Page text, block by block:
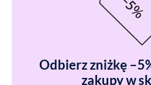
Odbierz zniżkę
zakupy w